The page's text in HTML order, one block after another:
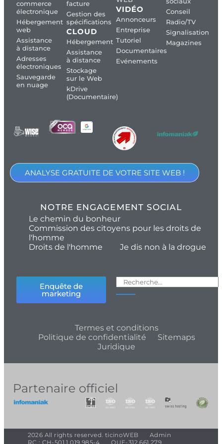
commerce
électronique
Hébergement
web
Assistance
à distance
Adresses
électroniques
Sauvegarde
en nuage
facture
Gestion des
spécifications
CLOUD
Hébergement
Assistance
à distance
Stockage
sur le Web
kDrive
(Documentaire)
VIDÉO
Annonceurs
Entreprise
Tutoriel
Documentaires
Evénements
Conseil
Radio/TV
Signalisation
Magazines
ANALYSE GRATUITE DE VOTRE SITE WEB !
NOTRE ENGAGEMENT SOCIAL
Le chemin du bonheur
Commission des citoyens pour les droits de
l'homme
Droits de l'homme
Je dis non à la drogue
Enquête de
marketing
Termes et conditions
Politique de confidentialité
Sitemaps
Juridique
Partenaire officiel
2026 All rights reserved. ticinoWEB
Admin
RC : CH-501.1.019.985-4
QUE-312,661,279